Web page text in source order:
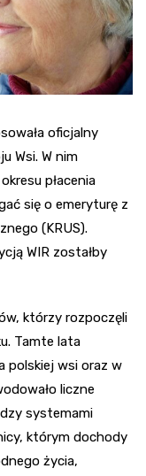
oficjalny
Wsi. W nim
płacenia
się o emeryturę z
(KRUS).
WIR zostałby
którzy rozpoczęli
Tamte lata
polskiej wsi oraz w
liczne
systemami
którym dochody
życia,